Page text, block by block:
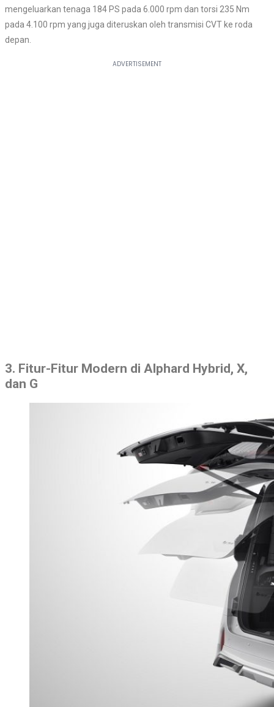
mengeluarkan tenaga 184 PS pada 6.000 rpm dan torsi 235 Nm
pada 4.100 rpm yang juga diteruskan oleh transmisi CVT ke roda
depan.
3. Fitur-Fitur Modern di Alphard Hybrid, X,
dan G